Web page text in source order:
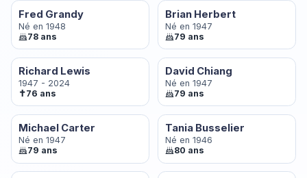
Fred Grandy
Né en 1948
78 ans
Brian Herbert
Né en 1947
79 ans
Richard Lewis
1947 - 2024
✝76 ans
David Chiang
Né en 1947
79 ans
Michael Carter
Né en 1947
79 ans
Tania Busselier
Né en 1946
80 ans